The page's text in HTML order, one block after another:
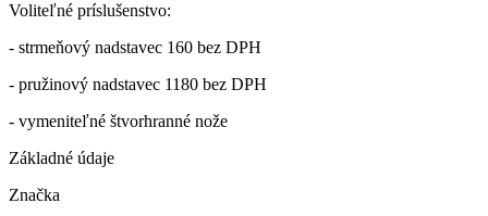
Voliteľné príslušenstvo:
- strmeňový nadstavec 160 bez DPH
- pružinový nadstavec 1180 bez DPH
- vymeniteľné štvorhranné nože
Základné údaje
Značka